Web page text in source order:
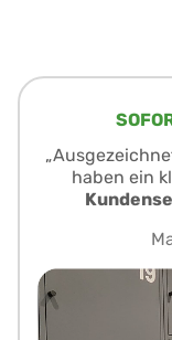
haben ein